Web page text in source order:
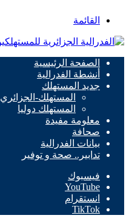
القائمة
الصفحة الرئيسية
أنشطة الفدرالية
جديد المستهلك
المستهلك-الجزائري
المستهلك دوليا
معلومة مفيدة
صحافة
بيانات الفدرالية
تدابير.. صحة و توفير
فيسبوك
‫YouTube
انستقرام
‫TikTok